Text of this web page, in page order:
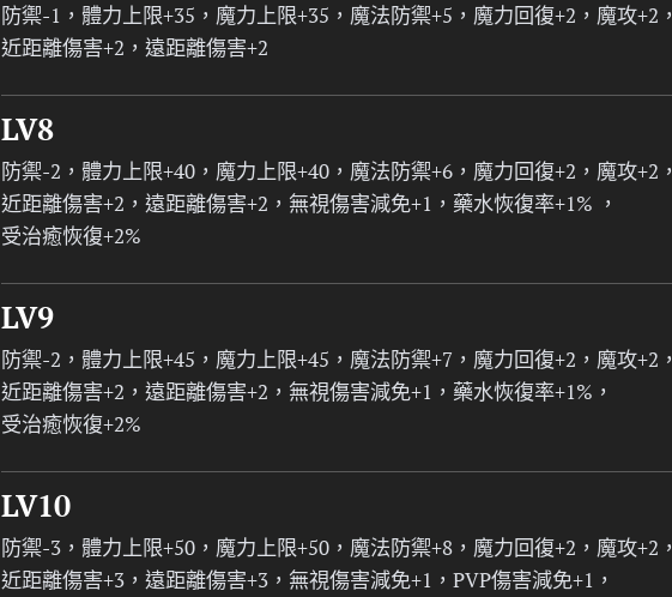
防禦-1，體力上限+35，魔力上限+35，魔法防禦+5，魔力回復+2，魔攻+2，
近距離傷害+2，遠距離傷害+2
LV8
防禦-2，體力上限+40，魔力上限+40，魔法防禦+6，魔力回復+2，魔攻+2，
近距離傷害+2，遠距離傷害+2，無視傷害減免+1，藥水恢復率+1% ，
受治癒恢復+2%
LV9
防禦-2，體力上限+45，魔力上限+45，魔法防禦+7，魔力回復+2，魔攻+2，
近距離傷害+2，遠距離傷害+2，無視傷害減免+1，藥水恢復率+1%，
受治癒恢復+2%
LV10
防禦-3，體力上限+50，魔力上限+50，魔法防禦+8，魔力回復+2，魔攻+2，
近距離傷害+3，遠距離傷害+3，無視傷害減免+1，PVP傷害減免+1，